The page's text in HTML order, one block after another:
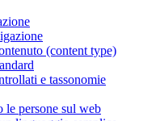
(content type)
e tassonomie
le persone sul web